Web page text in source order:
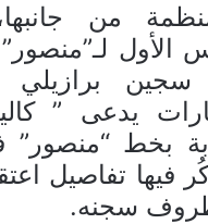
من
الأول
سجين
يدعى ”
بخط “منصور”
فيها تفاصيل
سجنه.